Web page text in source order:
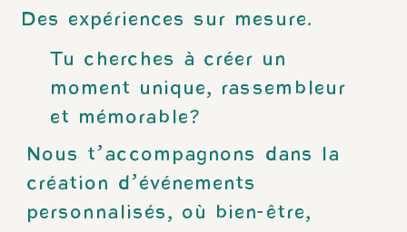
Des expériences sur mesure.
Tu cherches à créer un
moment unique, rassembleur
et mémorable?
Nous t’accompagnons dans la
création d’événements
personnalisés, où bien-être,